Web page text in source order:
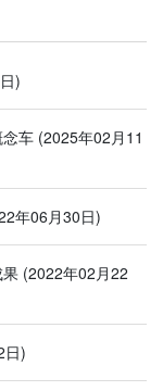
)
车 (2025年02月11
年06月30日)
(2022年02月22
日)